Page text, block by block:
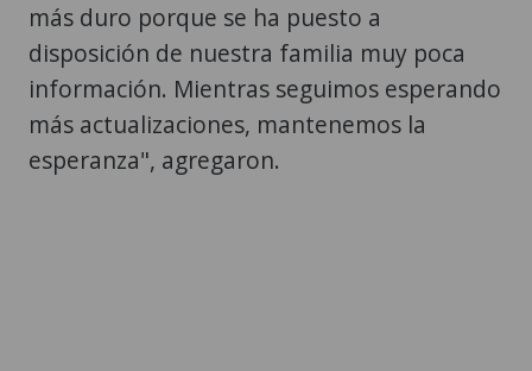
más duro porque se ha puesto a
disposición de nuestra familia muy poca
información. Mientras seguimos esperando
más actualizaciones, mantenemos la
esperanza", agregaron.